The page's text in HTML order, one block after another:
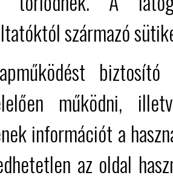
származó
működni,
információt a
az oldal